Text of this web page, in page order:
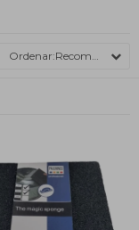
Recomendados